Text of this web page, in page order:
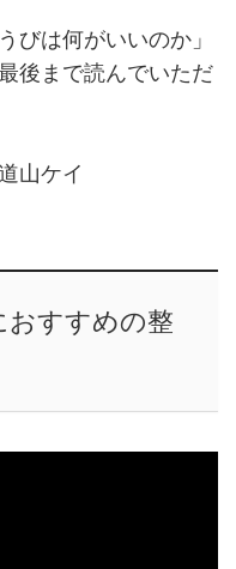
びは何がいいのか」
後まで読んでいただ
山ケイ
おすすめの整